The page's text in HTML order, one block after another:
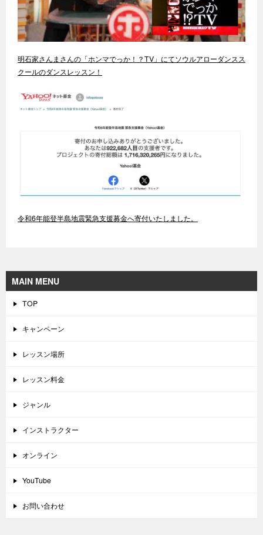
明石家さんまさんの「ホンマでっか！？TV」にてソウルアローダンスス
クールのダンスレッスン！
令和6年能登半島地震緊急支援募金へ寄付いたしました。
MAIN MENU
TOP
キャンペーン
レッスン場所
レッスン料金
ジャンル
インストラクター
オンライン
YouTube
お問い合わせ